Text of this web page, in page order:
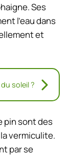
Ses
l’eau dans
et
soleil ?
pin sont des
vermiculite.
par se